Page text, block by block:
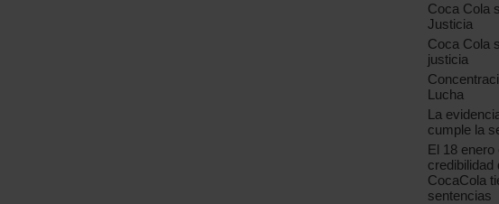
Coca Cola
Justicia
Coca Cola
justicia
Lucha
La
cumple la
El 18 enero
credibilidad
CocaCola
sentencias